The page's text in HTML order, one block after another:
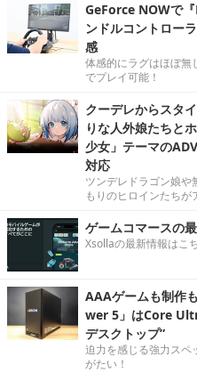
GeForce NOWで
ンドルコントロー
感
体感的にラグはほぼ無
でプレイ可能！
クーデレからスタ
りな人外娘たちと
少女」テーマの
対応
ツンデレドラゴン娘や
もりのヒロインたちが
ゲームコマースの
Xsollaの最新情報はこ
AAAゲームも制作
wer 5」はCore
デスクトップ”
迫力を感じる強力スペ
がたい！